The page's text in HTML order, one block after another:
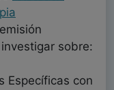
sobre:
Específicas con